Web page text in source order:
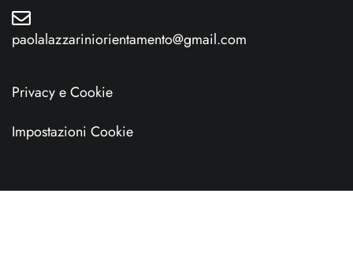
paolalazzariniorientamento@gmail.com
Privacy e Cookie
Impostazioni Cookie